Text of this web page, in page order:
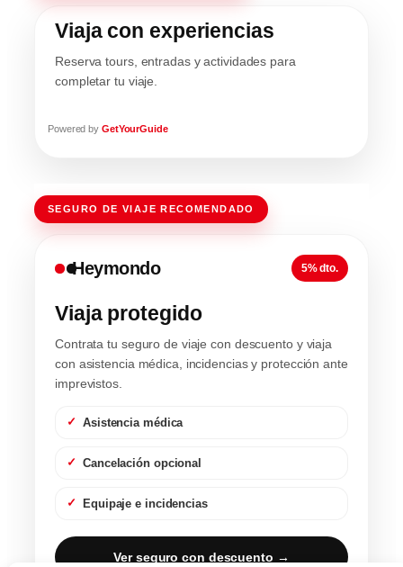
Viaja con experiencias
Reserva tours, entradas y actividades para
completar tu viaje.
Powered by GetYourGuide
SEGURO DE VIAJE RECOMENDADO
Heymondo 5% dto.
Viaja protegido
Contrata tu seguro de viaje con descuento y viaja
con asistencia médica, incidencias y protección ante
imprevistos.
Asistencia médica
Cancelación opcional
Equipaje e incidencias
Ver seguro con descuento →